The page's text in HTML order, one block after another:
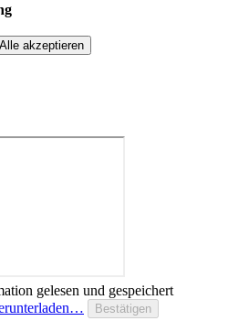
Alle akzeptieren
gelesen und gespeichert
Bestätigen